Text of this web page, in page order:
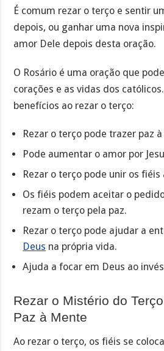
É comum rezar o terço e sentir
depois, ou ganhar uma nova
amor Dele depois desta oração.
O Rosário é uma oração que
corações e as vidas dos
benefícios ao rezar o terço:
Rezar o terço pode trazer paz
Pode aumentar o amor por
Rezar o terço pode unir os fiéis
Os fiéis podem aceitar o
rezam o terço pela paz.
Rezar o terço pode ajudar a
Deus na própria vida.
Ajuda a focar em Deus ao
Rezar o Mistério do
Paz à Mente
Ao rezar o terço, os fiéis se